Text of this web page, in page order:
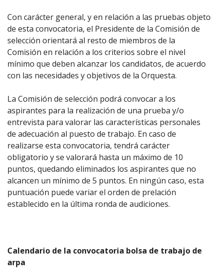
Con carácter general, y en relación a las pruebas objeto
de esta convocatoria, el Presidente de la Comisión de
selección orientará al resto de miembros de la
Comisión en relación a los criterios sobre el nivel
mínimo que deben alcanzar los candidatos, de acuerdo
con las necesidades y objetivos de la Orquesta.
La Comisión de selección podrá convocar a los
aspirantes para la realización de una prueba y/o
entrevista para valorar las características personales
de adecuación al puesto de trabajo. En caso de
realizarse esta convocatoria, tendrá carácter
obligatorio y se valorará hasta un máximo de 10
puntos, quedando eliminados los aspirantes que no
alcancen un mínimo de 5 puntos. En ningún caso, esta
puntuación puede variar el orden de prelación
establecido en la última ronda de audiciones.
Calendario de la convocatoria bolsa de trabajo de
arpa